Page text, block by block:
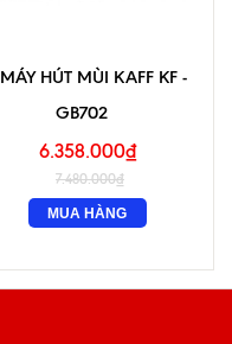
MÁY HÚT MÙI KAFF KF -
GB702
6.358.000₫
7.480.000₫
MUA HÀNG